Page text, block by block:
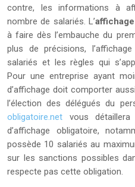
contre, les informations à
nombre de salariés. L’
à faire dès l’embauche du
plus de précisions,
salariés et les règles qui
Pour une entreprise ayant
d’affichage doit comporter
l’élection des délégués du
obligatoire.net vous
d’affichage obligatoire,
possède 10 salariés au
sur les sanctions possibles
respecte pas cette obligation.